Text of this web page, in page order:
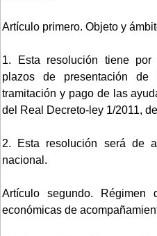
Artículo primero. Objeto y
1. Esta resolución tiene
plazos de presentación
tramitación y pago de las
del Real Decreto-ley 1/2011,
2. Esta resolución será de
nacional.
Artículo segundo.
económicas de